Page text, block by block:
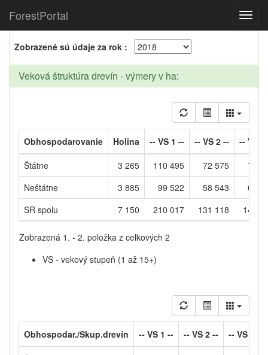
ForestPortal
Zobrazené sú údaje za rok :
Veková štruktúra drevín - výmery v ha:
Obhospodarovanie Holina -- VS 1 -- -- VS 2 -- -- VS 3
SR spolu 7 150 210 017 131 118 140
Štátne 3 265 110 495 72 575
77
Neštátne
3 885 99 522 58 543 62
Zobrazená 1. - 2. položka z celkových 2
VS - vekový stupeň (1 až 15+)
Obhospodar./Skup.drevín -- VS 1 -- -- VS 2 -- -- VS 3 --